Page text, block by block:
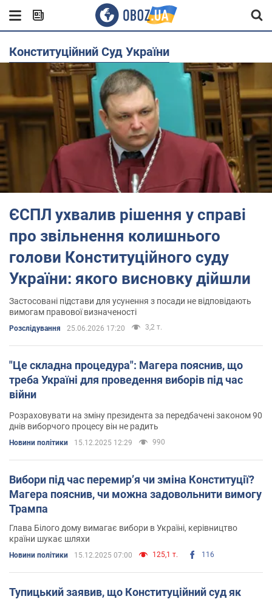
Конституційний Суд України
ЄСПЛ ухвалив рішення у справі
про звільнення колишнього
голови Конституційного суду
України: якого висновку дійшли
Застосовані підстави для усунення з посади не відповідають
вимогам правової визначеності
Розслідування 25.06.2026 17:20 3,2 т.
"Це складна процедура": Магера пояснив, що
треба Україні для проведення виборів під час
війни
Розраховувати на зміну президента за передбачені законом 90
днів виборчого процесу він не радить
Новини політики 15.12.2025 12:29 990
Вибори під час перемир’я чи зміна Конституції?
Магера пояснив, чи можна задовольнити вимогу
Трампа
Глава Білого дому вимагає вибори в Україні, керівництво
країни шукає шляхи
Новини політики 15.12.2025 07:00 125,1 т. 116
Тупицький заявив, що Конституційний суд як